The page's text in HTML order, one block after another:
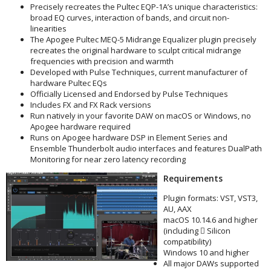
Precisely recreates the Pultec EQP-1A’s unique characteristics:
broad EQ curves, interaction of bands, and circuit non-
linearities
The Apogee Pultec MEQ-5 Midrange Equalizer plugin precisely
recreates the original hardware to sculpt critical midrange
frequencies with precision and warmth
Developed with Pulse Techniques, current manufacturer of
hardware Pultec EQs
Officially Licensed and Endorsed by Pulse Techniques
Includes FX and FX Rack versions
Run natively in your favorite DAW on macOS or Windows, no
Apogee hardware required
Runs on Apogee hardware DSP in Element Series and
Ensemble Thunderbolt audio interfaces and features DualPath
Monitoring for near zero latency recording
Requirements
Plugin formats: VST, VST3,
AU, AAX
macOS 10.14.6 and higher
(including  Silicon
compatibility)
Windows 10 and higher
All major DAWs supported